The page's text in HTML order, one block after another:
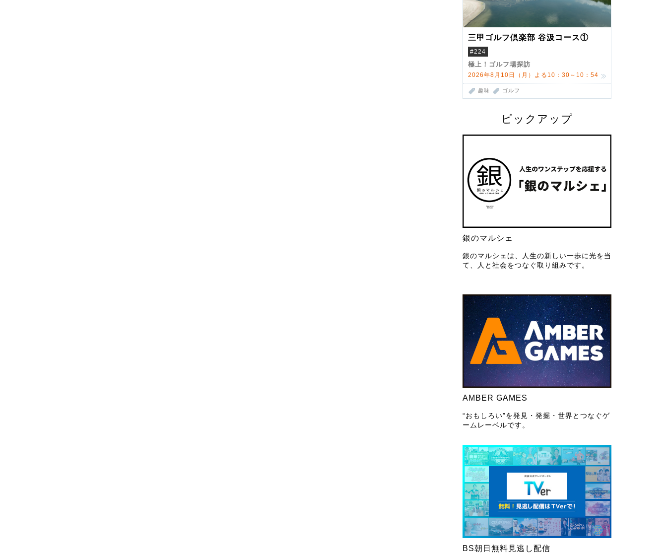
三甲ゴルフ倶楽部 谷汲コース①
#224
極上！ゴルフ場探訪
2026年8月10日（月）よる10：30～10：54
趣味 ゴルフ
ピックアップ
銀のマルシェ
銀のマルシェは、人生の新しい一歩に光を当
て、人と社会をつなぐ取り組みです。
AMBER GAMES
“おもしろい”を発見・発掘・世界とつなぐゲ
ームレーベルです。
BS朝日無料見逃し配信